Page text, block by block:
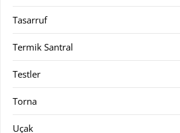
Tasarruf
Termik Santral
Testler
Torna
Uçak